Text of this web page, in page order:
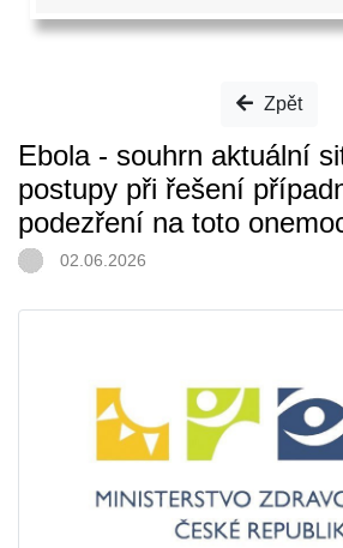
Zpět
Ebola - souhrn aktuální
postupy při řešení
podezření na toto
02.06.2026